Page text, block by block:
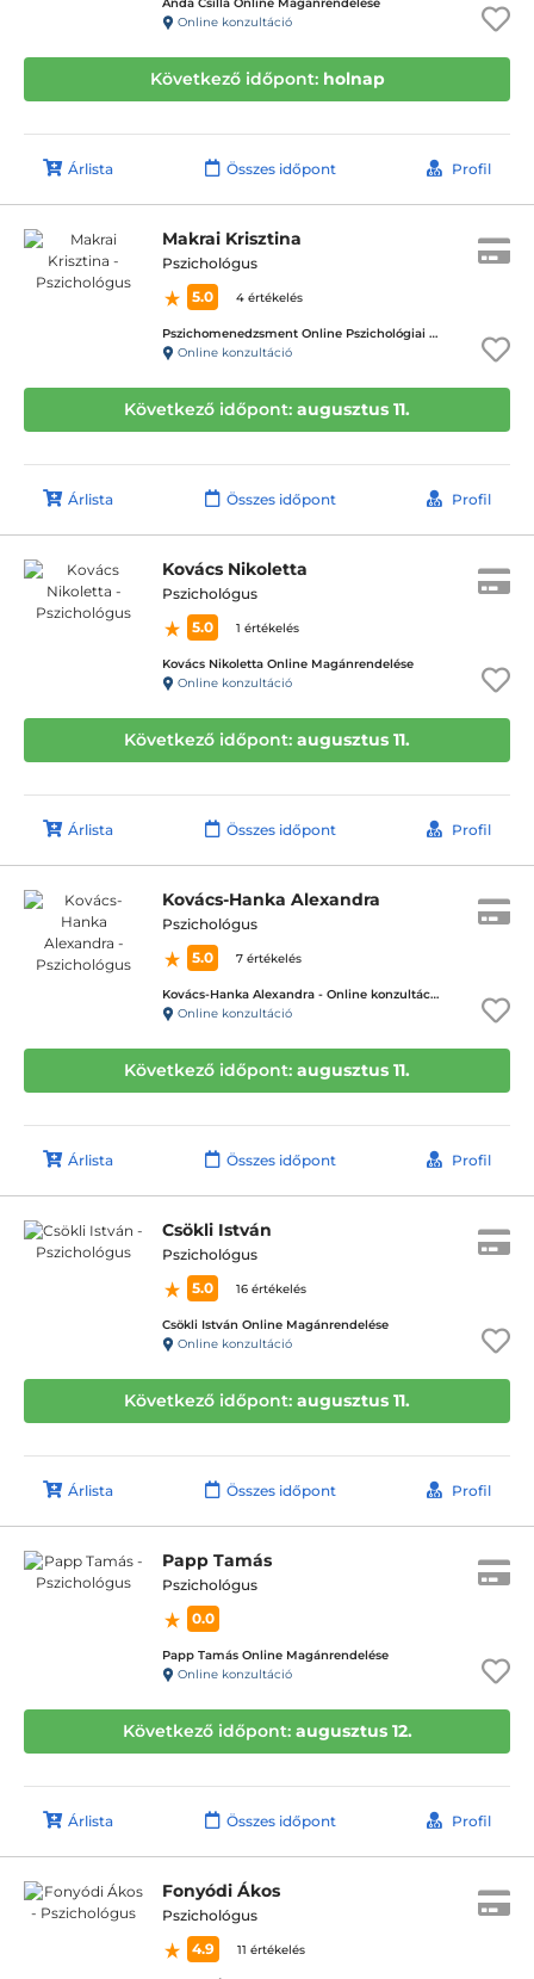
Online konzultáció
Következő időpont: holnap
Árlista Összes időpont Profil
Makrai Krisztina
Pszichológus
5.0
4 értékelés
Pszichomenedzsment Online Pszichológiai Tanácsadó Központ
Online konzultáció
Következő időpont: augusztus 11.
Árlista Összes időpont Profil
Kovács Nikoletta
Pszichológus
5.0
1 értékelés
Kovács Nikoletta Online Magánrendelése
Online konzultáció
Következő időpont: augusztus 11.
Árlista Összes időpont Profil
Kovács-Hanka Alexandra
Pszichológus
5.0
7 értékelés
Kovács-Hanka Alexandra - Online konzultáció
Online konzultáció
Következő időpont: augusztus 11.
Árlista Összes időpont Profil
Csökli István
Pszichológus
5.0
16 értékelés
Csökli István Online Magánrendelése
Online konzultáció
Következő időpont: augusztus 11.
Árlista Összes időpont Profil
Papp Tamás
Pszichológus
0.0
Papp Tamás Online Magánrendelése
Online konzultáció
Következő időpont: augusztus 12.
Árlista Összes időpont Profil
Fonyódi Ákos
Pszichológus
4.9
11 értékelés